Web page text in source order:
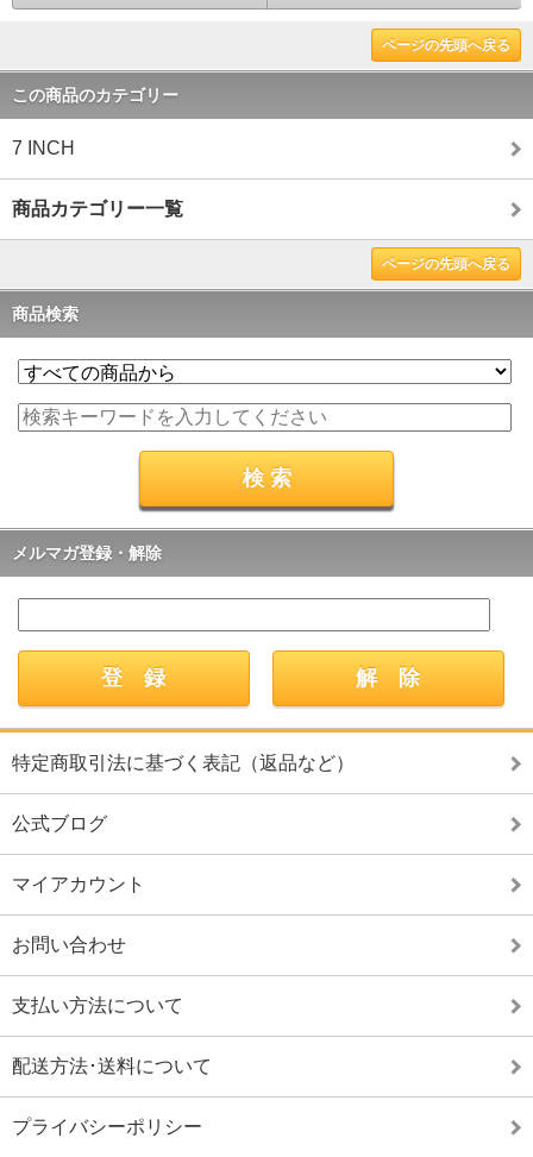
ページの先頭へ戻る
この商品のカテゴリー
7 INCH
商品カテゴリー一覧
ページの先頭へ戻る
商品検索
メルマガ登録・解除
特定商取引法に基づく表記（返品など）
公式ブログ
マイアカウント
お問い合わせ
支払い方法について
配送方法･送料について
プライバシーポリシー